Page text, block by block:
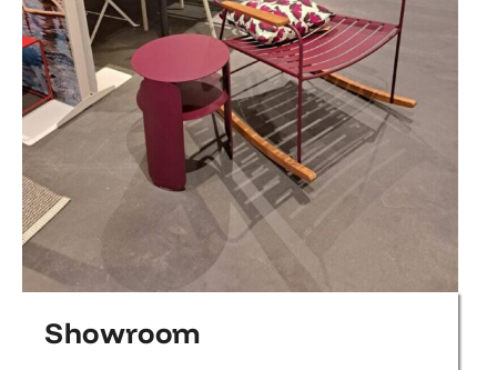
Showroom